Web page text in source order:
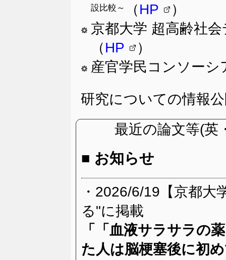
設比較～ （HP
）
京都大学 超高齢社
（HP
）
産官学民コンソー
研究についての情報
最近の論文等(
■ お知らせ
・2026/6/19【京都大
る"に掲載
「
「血液サラサラの
た人は脳梗塞後に初